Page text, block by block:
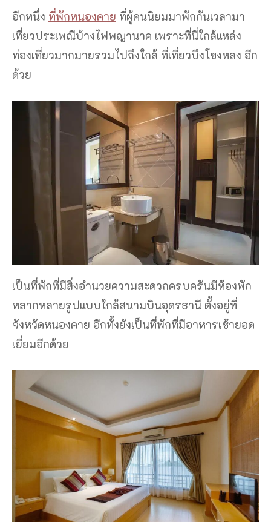
อีกหนึ่ง ที่พักหนองคาย ที่ผู้คนนิยมมาพักกันเวลามา
เที่ยวประเพณีบ้างไฟพญานาค เพราะที่นี่ใกล้แหล่ง
ท่องเที่ยวมากมายรวมไปถึงใกล้ ที่เที่ยวบึงโขงหลง อีก
ด้วย
เป็นที่พักที่มีสิ่งอำนวยความสะดวกครบครันมีห้องพัก
หลากหลายรูปแบบใกล้สนามบินอุดรธานี ตั้งอยู่ที่
จังหวัดหนองคาย อีกทั้งยังเป็นที่พักที่มีอาหารเช้ายอด
เยี่ยมอีกด้วย